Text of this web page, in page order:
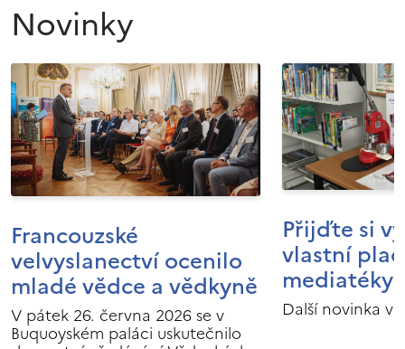
Novinky
Francouzské
velvyslanectví ocenilo
mladé vědce a vědkyně
V pátek 26. června 2026 se v
Buquoyském paláci uskutečnilo
Přijďte si
vlastní
mediatéky
Další novinka v